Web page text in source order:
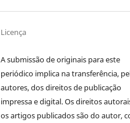
Licença
A submissão de originais para este
periódico implica na transferência,
autores, dos direitos de publicação
impressa e digital. Os direitos
os artigos publicados são do autor,